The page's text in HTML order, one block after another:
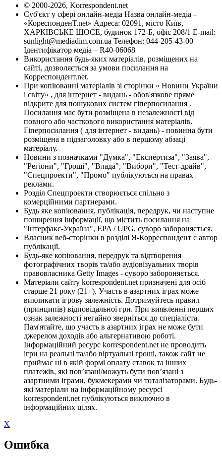
© 2000-2026, Korrespondent.net
Суб'єкт у сфері онлайн-медіа Назва онлайн-медіа –
«КореспонденТ.net» Адреса: 02091, місто Київ,
ХАРКІВСЬКЕ ШОСЕ, будинок 172-Б, офіс 208/1 E-mail:
sunlight@mediadim.com.ua Телефон: 044-205-43-00
Ідентифікатор медіа – R40-06068
Використання будь-яких матеріалів, розміщених на
сайті, дозволяється за умови посилання на
Корреспондент.net.
При копіюванні матеріалів зі сторінки « Новини України
і світу» , для інтернет - видань - обов'язкове пряме
відкрите для пошукових систем гіперпосилання .
Посилання має бути розміщена в незалежності від
повного або часткового використання матеріалів.
Гіперпосилання ( для інтернет - видань) - повинна бути
розміщена в підзаголовку або в першому абзаці
матеріалу.
Новини з позначками "Думка", "Експертиза", "Заява",
"Регіони", "Гроші", "Влада", "Вибори", "Тест-драйв",
"Спецпроекти", "Промо" публікуються на правах
реклами.
Розділ Спецпроекти створюється спільно з
комерційними партнерами.
Будь яке копіювання, публікація, передрук, чи наступне
поширення інформації, що містить посилання на
"Інтерфакс-Україна", EPA / UPG, суворо забороняється.
Власник веб-сторінки в розділі Я-Корреспондент є автор
публікації.
Будь-яке копіювання, передрук та відтворення
фотографічних творів та/або аудіовізуальних творів
правовласника Getty Images - суворо забороняється.
Матеріали сайту korrespondent.net призначені для осіб
старше 21 року (21+). Участь в азартних іграх може
викликати ігрову залежність. Дотримуйтесь правил
(принципів) відповідальної гри. При виявленні перших
ознак залежності негайно зверніться до спеціаліста.
Пам'ятайте, що участь в азартних іграх не може бути
джерелом доходів або альтернативою роботі.
Інформаційний ресурс korrespondent.net не проводить
ігри на реальні та/або віртуальні гроші, також сайт не
приймає ні в якій формі оплату ставок та інших
платежів, які пов’язані/можуть бути пов’язані з
азартними іграми, букмекерами чи тоталізаторами. Будь-
які матеріали на інформаційному ресурсі
korrespondent.net публікуються виключно в
інформаційних цілях.
X
Ошибка